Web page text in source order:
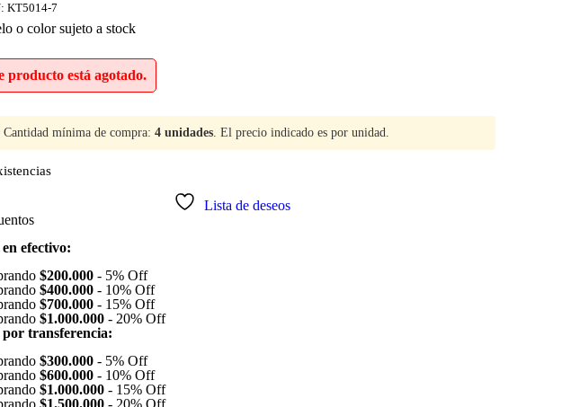
KT5014-7
o color sujeto a stock
producto está agotado.
mínima de compra: 4 unidades. El precio indicado es por unidad.
Lista de deseos
efectivo:
$200.000 - 5% Off
$400.000 - 10% Off
$700.000 - 15% Off
$1.000.000 - 20% Off
por transferencia:
$300.000 - 5% Off
$600.000 - 10% Off
$1.000.000 - 15% Off